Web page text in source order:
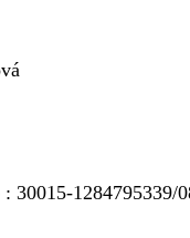
30015-1284795339/